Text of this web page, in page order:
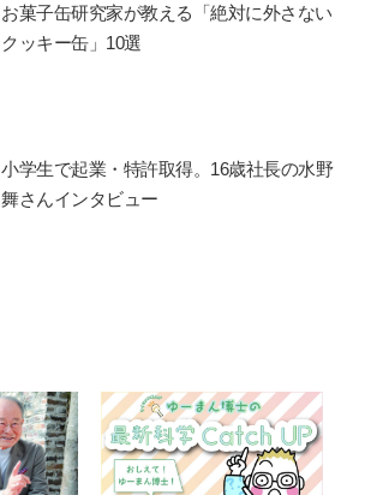
お菓子缶研究家が教える「絶対に外さない
クッキー缶」10選
小学生で起業・特許取得。16歳社長の水野
舞さんインタビュー